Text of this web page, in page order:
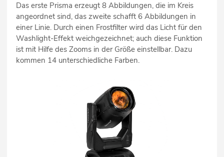
Das erste Prisma erzeugt 8 Abbildungen, die im Kreis
angeordnet sind, das zweite schafft 6 Abbildungen in
einer Linie. Durch einen Frostfilter wird das Licht für den
Washlight-Effekt weichgezeichnet; auch diese Funktion
ist mit Hilfe des Zooms in der Größe einstellbar. Dazu
kommen 14 unterschiedliche Farben.